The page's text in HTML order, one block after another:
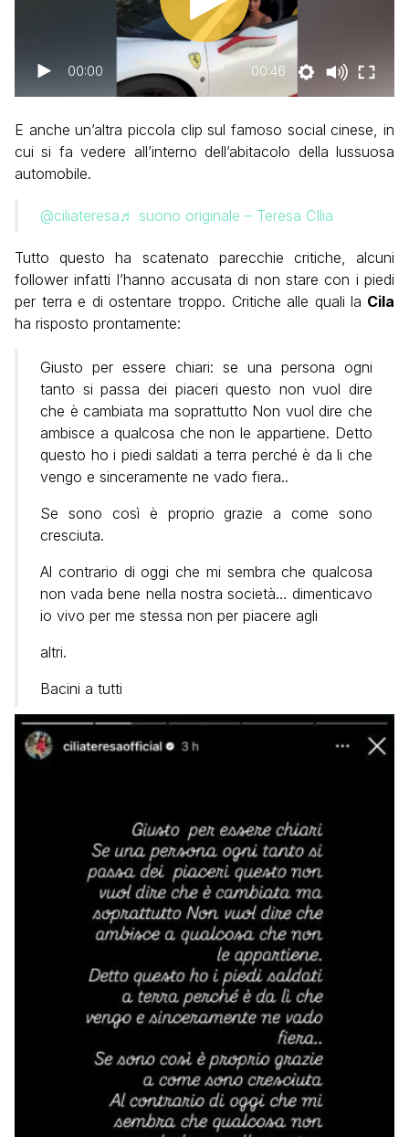
00:00 00:46
E anche un’altra piccola clip sul famoso social cinese, in
cui si fa vedere all’interno dell’abitacolo della lussuosa
automobile.
@ciliateresa♬ suono originale – Teresa CIlia
Tutto questo ha scatenato parecchie critiche, alcuni
follower infatti l’hanno accusata di non stare con i piedi
per terra e di ostentare troppo. Critiche alle quali la Cila
ha risposto prontamente:
Giusto per essere chiari: se una persona ogni
tanto si passa dei piaceri questo non vuol dire
che è cambiata ma soprattutto Non vuol dire che
ambisce a qualcosa che non le appartiene. Detto
questo ho i piedi saldati a terra perché è da li che
vengo e sinceramente ne vado fiera..
Se sono così è proprio grazie a come sono
cresciuta.
Al contrario di oggi che mi sembra che qualcosa
non vada bene nella nostra società… dimenticavo
io vivo per me stessa non per piacere agli
altri.
Bacini a tutti